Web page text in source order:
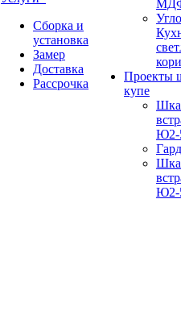
Сборка и
установка
Замер
Доставка
Рассрочка
МДФ
Проекты
купе
Ю2-
Ю2-